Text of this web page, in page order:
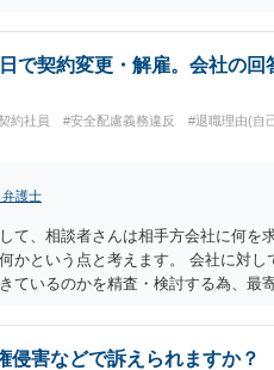
で契約変更・解雇。会社の
約社員 #安全配慮義務違反 #退職理由(自
弁護士
て、相談者さんは相手方会社に何を
かという点と考えます。 会社に対
ているのかを精査・検討する為、
侵害などで訴えられますか？